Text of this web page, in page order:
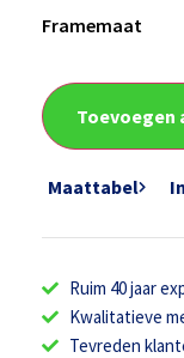
Framemaat
Toevoegen
Maattabel
Ruim 40 jaar
Kwalitatieve
Tevreden